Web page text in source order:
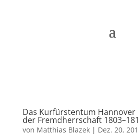
Das Kurfürstentum Hannover
der Fremdherrschaft
von Matthias Blazek| Dez. 20,